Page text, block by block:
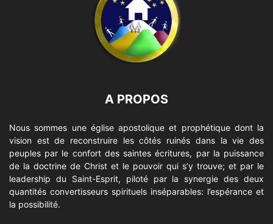
A PROPOS
Nous sommes une église apostolique et prophétique dont la
vision est de reconstruire les côtés ruinés dans la vie des
peuples par le confort des saintes écritures, par la puissance
de la doctrine de Christ et le pouvoir qui s’y trouve; et par le
leadership du Saint-Esprit, piloté par la synergie des deux
quantités convertisseurs spirituels inséparables: l’espérance et
la possibilité.